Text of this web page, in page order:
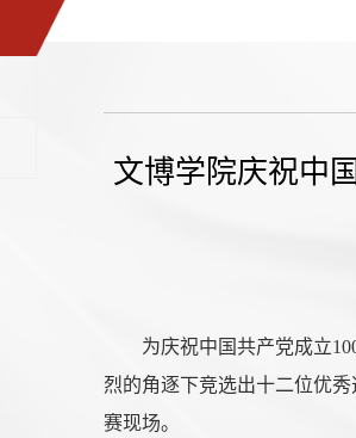
文博学院庆祝中
为庆祝中国共产党成立
烈的角逐下竞选出十二位优
赛现场。